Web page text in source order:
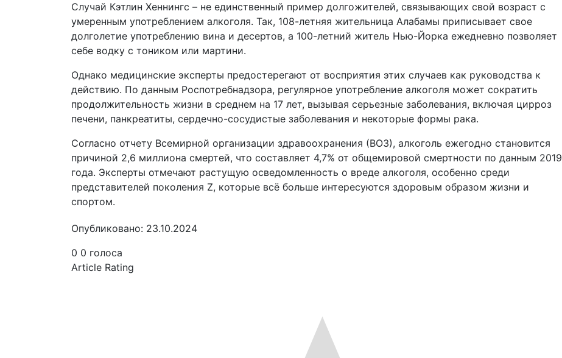
Случай Кэтлин Хеннингс – не единственный пример долгожителей, связывающих свой возраст с
умеренным употреблением алкоголя. Так, 108-летняя жительница Алабамы приписывает свое
долголетие употреблению вина и десертов, а 100-летний житель Нью-Йорка ежедневно позволяет
себе водку с тоником или мартини.
Однако медицинские эксперты предостерегают от восприятия этих случаев как руководства к
действию. По данным Роспотребнадзора, регулярное употребление алкоголя может сократить
продолжительность жизни в среднем на 17 лет, вызывая серьезные заболевания, включая цирроз
печени, панкреатиты, сердечно-сосудистые заболевания и некоторые формы рака.
Согласно отчету Всемирной организации здравоохранения (ВОЗ), алкоголь ежегодно становится
причиной 2,6 миллиона смертей, что составляет 4,7% от общемировой смертности по данным 2019
года. Эксперты отмечают растущую осведомленность о вреде алкоголя, особенно среди
представителей поколения Z, которые всё больше интересуются здоровым образом жизни и
спортом.
Опубликовано: 23.10.2024
0 0 голоса
Article Rating